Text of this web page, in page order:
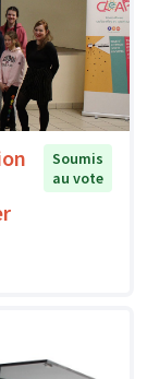
Soumis
au vote